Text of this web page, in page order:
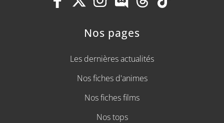
Nos pages
Les dernières actualités
Nos fiches d'animes
Nos fiches films
Nos tops